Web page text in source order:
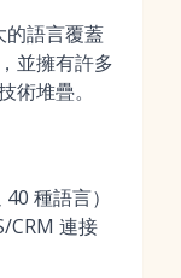
的語言覆蓋
並擁有許多
術堆疊。
種語言）
CRM 連接